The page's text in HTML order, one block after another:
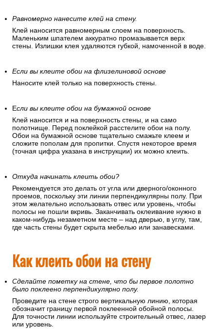
Равномерно нанесите клей на стену.
Клей наносится равномерным слоем на поверхность.
Маленьким шпателем аккуратно промазывается верх
стены. Излишки клея удаляются губкой, намоченной в воде.
Если вы клеите обои на флизелиновой основе
Наносите клей только на поверхность стены.
Если вы клеите обои на бумажной основе
Клей наносится и на поверхность стены, и на само
полотнище. Перед поклейкой расстелите обои на полу.
Обои на бумажной основе тщательно смажьте клеем и
сложите пополам для пропитки. Спустя некоторое время
(точная цифра указана в инструкции) их можно клеить.
Откуда начинать клеить обои?
Рекомендуется это делать от угла или дверного/оконного
проемов, поскольку эти линии перпендикулярны полу. При
этом желательно использовать отвес или уровень, чтобы
полосы не пошли вкривь. Заканчивать оклеивание нужно в
каком-нибудь незаметном месте – над дверью, в углу, там,
где часть стены будет скрыта мебелью или занавесками.
Как клеить обои на стену
Сделайте пометку на стене, что бы первое полотно
было поклеено перпендикулярно полу.
Проведите на стене строго вертикальную линию, которая
обозначит границу первой поклеенной обойной полосы.
Для точности линии используйте строительный отвес, лазер
или уровень.